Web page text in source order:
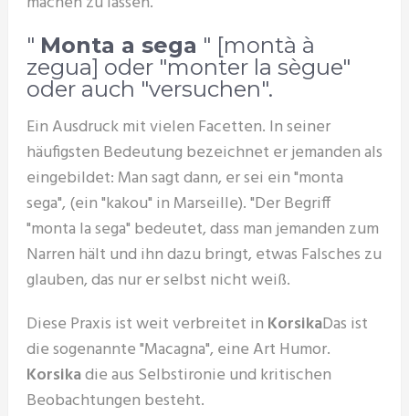
" Monta a sega " [montà à
zegua] oder "monter la sègue"
oder auch "versuchen".
Ein Ausdruck mit vielen Facetten. In seiner
häufigsten Bedeutung bezeichnet er jemanden als
eingebildet: Man sagt dann, er sei ein "monta
sega", (ein "kakou" in Marseille). "Der Begriff
"monta la sega" bedeutet, dass man jemanden zum
Narren hält und ihn dazu bringt, etwas Falsches zu
glauben, das nur er selbst nicht weiß.
Diese Praxis ist weit verbreitet in KorsikaDas ist
die sogenannte "Macagna", eine Art Humor.
Korsikadie aus Selbstironie und kritischen
Beobachtungen besteht.